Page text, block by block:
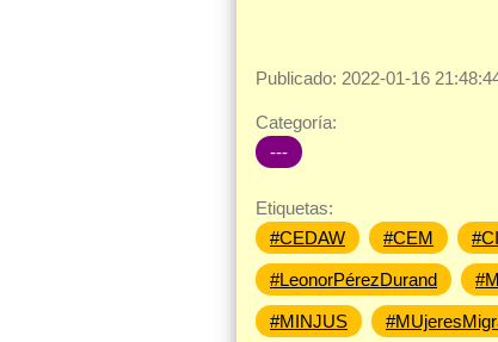
Publicado: 2022-01-16
Categoría:
---
Etiquetas:
#CEDAW
#CEM
#LeonorPérezDurand
#MINJUS